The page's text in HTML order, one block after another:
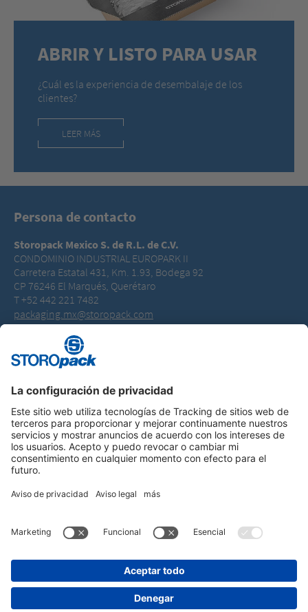
ABRIR Y LISTO PARA USAR
¿Cuál es la experiencia de desembalaje de los
clientes?
LEER MÁS
Persona de contacto
Storopack Mexico S. de R.L. de C.V.
CONDOMINIO INDUSTRIAL EUROPARK II
Carretera Estatal 431, Km. 1.93, Bodega 92
CP 76246 El Marqués, Querétaro
T +52 442 221 7482
packaging.mx@storopack.com
Instagram LinkedIn Vimeo
YouTube
AVISO DE PRIVACIDAD
PIE DE IMPRENTA
CONDICIONES GENERALES DE CONTRATACIÓN